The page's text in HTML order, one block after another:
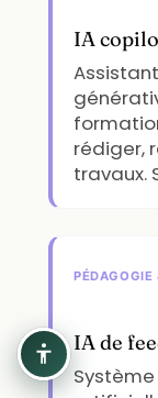
IA
rédiger,
travaux.
PÉDAGOGIE
IA de